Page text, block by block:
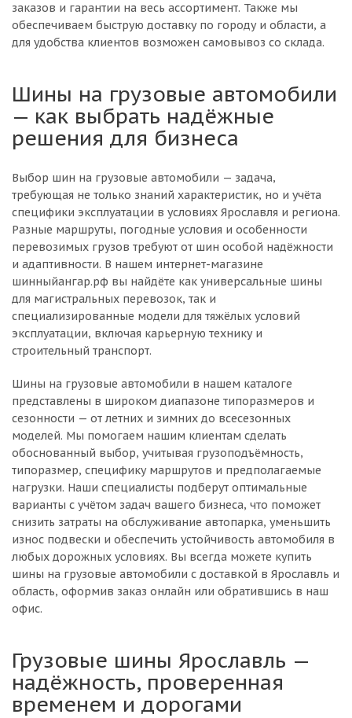
заказов и гарантии на весь ассортимент. Также мы
обеспечиваем быструю доставку по городу и области, а
для удобства клиентов возможен самовывоз со склада.
Шины на грузовые автомобили
— как выбрать надёжные
решения для бизнеса
Выбор шин на грузовые автомобили — задача,
требующая не только знаний характеристик, но и учёта
специфики эксплуатации в условиях Ярославля и региона.
Разные маршруты, погодные условия и особенности
перевозимых грузов требуют от шин особой надёжности
и адаптивности. В нашем интернет-магазине
шинныйангар.рф вы найдёте как универсальные шины
для магистральных перевозок, так и
специализированные модели для тяжёлых условий
эксплуатации, включая карьерную технику и
строительный транспорт.
Шины на грузовые автомобили в нашем каталоге
представлены в широком диапазоне типоразмеров и
сезонности — от летних и зимних до всесезонных
моделей. Мы помогаем нашим клиентам сделать
обоснованный выбор, учитывая грузоподъёмность,
типоразмер, специфику маршрутов и предполагаемые
нагрузки. Наши специалисты подберут оптимальные
варианты с учётом задач вашего бизнеса, что поможет
снизить затраты на обслуживание автопарка, уменьшить
износ подвески и обеспечить устойчивость автомобиля в
любых дорожных условиях. Вы всегда можете купить
шины на грузовые автомобили с доставкой в Ярославль и
область, оформив заказ онлайн или обратившись в наш
офис.
Грузовые шины Ярославль —
надёжность, проверенная
временем и дорогами